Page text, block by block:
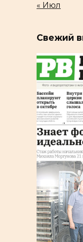
« Июл
Свежий